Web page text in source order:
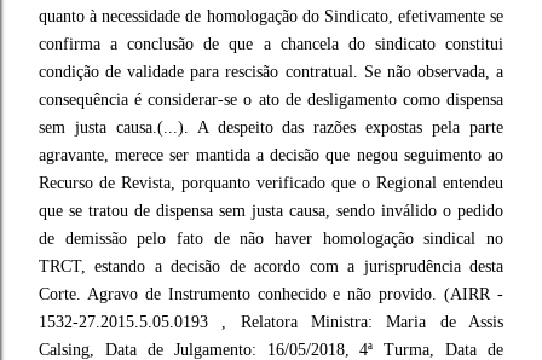
quanto à necessidade de homologação do Sindicato, efetivamente se
confirma a conclusão de que a chancela do sindicato constitui
condição de validade para rescisão contratual. Se não observada, a
consequência é considerar-se o ato de desligamento como dispensa
sem justa causa.(...). A despeito das razões expostas pela parte
agravante, merece ser mantida a decisão que negou seguimento ao
Recurso de Revista, porquanto verificado que o Regional entendeu
que se tratou de dispensa sem justa causa, sendo inválido o pedido
de demissão pelo fato de não haver homologação sindical no
TRCT, estando a decisão de acordo com a jurisprudência desta
Corte. Agravo de Instrumento conhecido e não provido. (AIRR -
1532-27.2015.5.05.0193 , Relatora Ministra: Maria de Assis
Calsing, Data de Julgamento: 16/05/2018, 4ª Turma, Data de